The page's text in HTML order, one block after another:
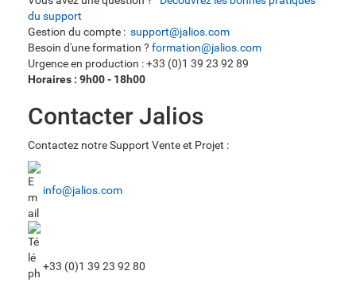
du support
Gestion du compte : support@jalios.com
Besoin d'une formation ? formation@jalios.com
Urgence en production : +33 (0)1 39 23 92 89
Horaires : 9h00 - 18h00
Contacter Jalios
Contactez notre Support Vente et Projet :
info@jalios.com
+33 (0)1 39 23 92 80